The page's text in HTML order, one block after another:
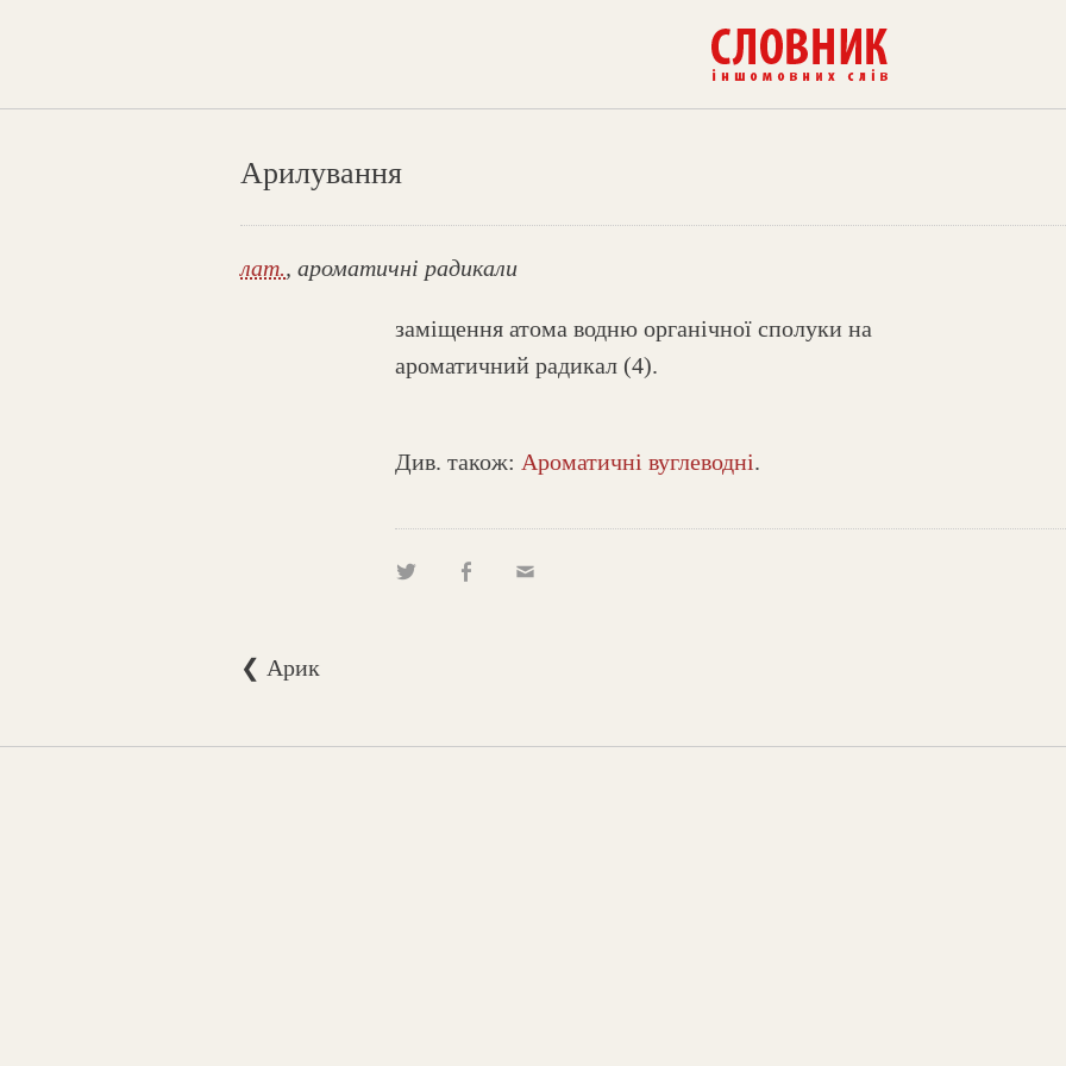
Арилування
лат., ароматичні радикали
заміщення атома водню органічної сполуки на
ароматичний радикал (4).
Див. також: Ароматичні вуглеводні.
❮ Арик